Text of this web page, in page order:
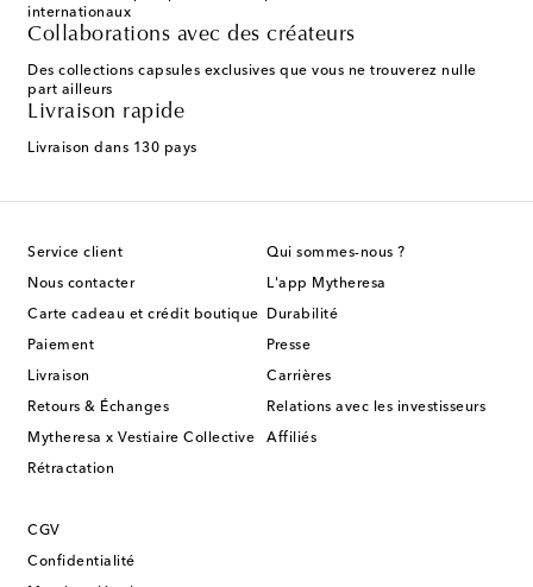
internationaux
Collaborations avec des créateurs
Des collections capsules exclusives que vous ne trouverez nulle
part ailleurs
Livraison rapide
Livraison dans 130 pays
Service client
Nous contacter
Carte cadeau et crédit boutique
Paiement
Livraison
Retours & Échanges
Mytheresa x Vestiaire Collective
Rétractation
Qui sommes-nous ?
L'app Mytheresa
Durabilité
Presse
Carrières
Relations avec les investisseurs
Affiliés
CGV
Confidentialité